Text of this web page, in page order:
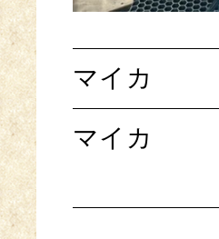
マイカ
マイカ